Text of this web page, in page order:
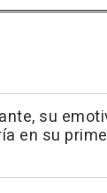
su
en su